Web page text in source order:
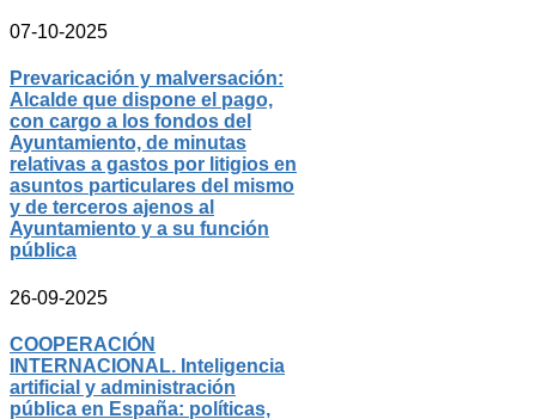
07-10-2025
Prevaricación y malversación:
Alcalde que dispone el pago,
con cargo a los fondos del
Ayuntamiento, de minutas
relativas a gastos por litigios en
asuntos particulares del mismo
y de terceros ajenos al
Ayuntamiento y a su función
pública
26-09-2025
COOPERACIÓN
INTERNACIONAL. Inteligencia
artificial y administración
pública en España: políticas,